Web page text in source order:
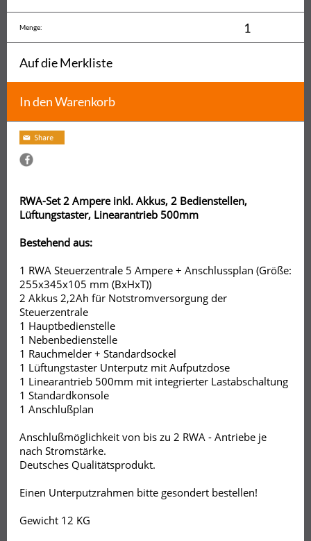
Menge:
Auf die Merkliste
In den Warenkorb
RWA-Set 2 Ampere inkl. Akkus, 2 Bedienstellen,
Lüftungstaster, Linearantrieb 500mm
Bestehend aus:
1 RWA Steuerzentrale 5 Ampere + Anschlussplan (Größe:
255x345x105 mm (BxHxT))
2 Akkus 2,2Ah für Notstromversorgung der
Steuerzentrale
1 Hauptbedienstelle
1 Nebenbedienstelle
1 Rauchmelder + Standardsockel
1 Lüftungstaster Unterputz mit Aufputzdose
1 Linearantrieb 500mm mit integrierter Lastabschaltung
1 Standardkonsole
1 Anschlußplan
Anschlußmöglichkeit von bis zu 2 RWA - Antriebe je
nach Stromstärke.
Deutsches Qualitätsprodukt.
Einen Unterputzrahmen bitte gesondert bestellen!
Gewicht 12 KG